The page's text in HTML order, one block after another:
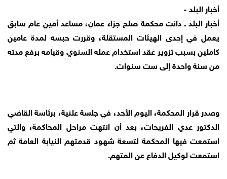
أخبار البلد -
أخبار البلد ـ دانت محكمة صلح جزاء عمان، مساعد أمين عام سابق
يعمل في إحدى الهيئات المستقلة، وقررت حبسه لمدة عامين
كاملين بسبب تزوير عقد استخدام عمله السنوي وقيامه برفع مدته
من سنة واحدة إلى ست سنوات.
وصدر قرار المحكمة، اليوم الأحد، في جلسة علنية، برئاسة القاضي
الدكتور عدي الفريحات، بعد أن انتهت مراحل المحاكمة، والتي
استمعت فيها المحكمة لتسعة شهود قدمتهم النيابة العامة ثم
استمعت لوكيل الدفاع عن المتهم.